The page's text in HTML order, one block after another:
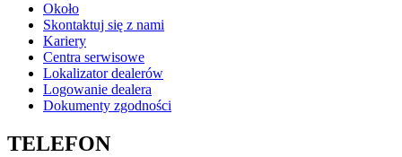
Około
Skontaktuj się z nami
Kariery
Centra serwisowe
Lokalizator dealerów
Logowanie dealera
Dokumenty zgodności
TELEFON